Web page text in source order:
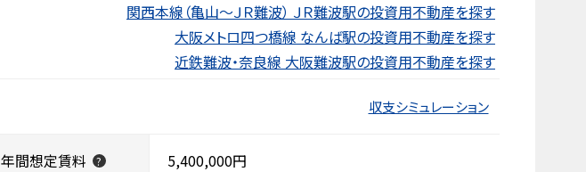
関西本線（亀山～ＪＲ難波） ＪＲ難波駅の投資用不動産を探す
大阪メトロ四つ橋線 なんば駅の投資用不動産を探す
近鉄難波・奈良線 大阪難波駅の投資用不動産を探す
収支シミュレーション
年間想定賃料 ? 5,400,000円